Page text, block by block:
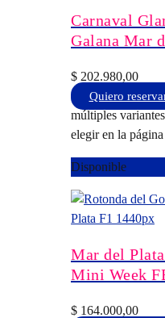
Carnaval
Galana Mar
$ 202.980,00
Quiero
múltiples
elegir en la
Disponible
Mar del
Mini Week
$ 164.000,00